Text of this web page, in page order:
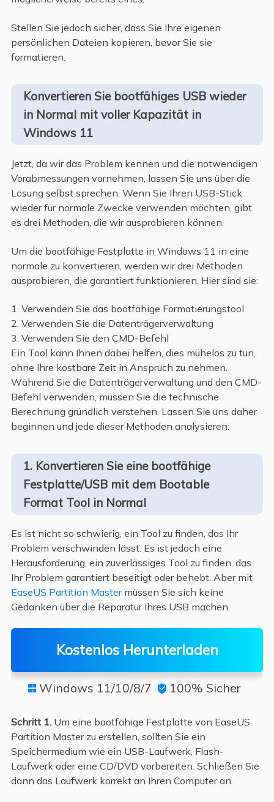
Stellen Sie jedoch sicher, dass Sie Ihre eigenen
persönlichen Dateien kopieren, bevor Sie sie
formatieren.
Konvertieren Sie bootfähiges USB wieder
in Normal mit voller Kapazität in
Windows 11
Jetzt, da wir das Problem kennen und die notwendigen
Vorabmessungen vornehmen, lassen Sie uns über die
Lösung selbst sprechen. Wenn Sie Ihren USB-Stick
wieder für normale Zwecke verwenden möchten, gibt
es drei Methoden, die wir ausprobieren können.
Um die bootfähige Festplatte in Windows 11 in eine
normale zu konvertieren, werden wir drei Methoden
ausprobieren, die garantiert funktionieren. Hier sind sie:
1. Verwenden Sie das bootfähige Formatierungstool
2. Verwenden Sie die Datenträgerverwaltung
3. Verwenden Sie den CMD-Befehl
Ein Tool kann Ihnen dabei helfen, dies mühelos zu tun,
ohne Ihre kostbare Zeit in Anspruch zu nehmen.
Während Sie die Datenträgerverwaltung und den CMD-
Befehl verwenden, müssen Sie die technische
Berechnung gründlich verstehen. Lassen Sie uns daher
beginnen und jede dieser Methoden analysieren:
1. Konvertieren Sie eine bootfähige
Festplatte/USB mit dem Bootable
Format Tool in Normal
Es ist nicht so schwierig, ein Tool zu finden, das Ihr
Problem verschwinden lässt. Es ist jedoch eine
Herausforderung, ein zuverlässiges Tool zu finden, das
Ihr Problem garantiert beseitigt oder behebt. Aber mit
EaseUS Partition Mastermüssen Sie sich keine
Gedanken über die Reparatur Ihres USB machen.
Kostenlos Herunterladen
 Windows 11/10/8/7  100% Sicher
Schritt 1.Um eine bootfähige Festplatte von EaseUS
Partition Master zu erstellen, sollten Sie ein
Speichermedium wie ein USB-Laufwerk, Flash-
Laufwerk oder eine CD/DVD vorbereiten. Schließen Sie
dann das Laufwerk korrekt an Ihren Computer an.